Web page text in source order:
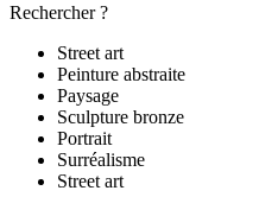
Rechercher ?
Street art
Peinture abstraite
Paysage
Sculpture bronze
Portrait
Surréalisme
Street art